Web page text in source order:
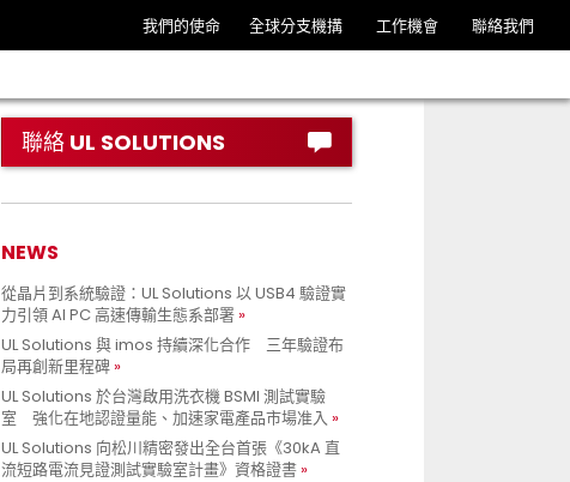
我們的使命 全球分支機搆 工作機會 聯絡我們
聯絡 UL SOLUTIONS
NEWS
從晶片到系統驗證：UL Solutions 以 USB4 驗證實
力引領 AI PC 高速傳輸生態系部署
UL Solutions 與 imos 持續深化合作 三年驗證布
局再創新里程碑
UL Solutions 於台灣啟用洗衣機 BSMI 測試實驗
室 強化在地認證量能、加速家電產品市場准入
UL Solutions 向松川精密發出全台首張《30kA 直
流短路電流見證測試實驗室計畫》資格證書